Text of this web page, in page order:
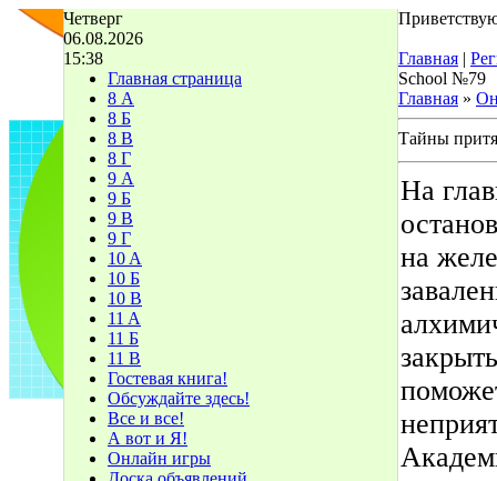
Четверг
06.08.2026
15:38
Главная страница
8 А
8 Б
8 В
8 Г
9 А
9 Б
9 В
9 Г
10 A
10 Б
10 В
11 A
11 Б
11 В
Гостевая книга!
Обсуждайте здесь!
Все и все!
А вот и Я!
Онлайн игры
Главная |
School №79
Главная »
Тайны
На
на